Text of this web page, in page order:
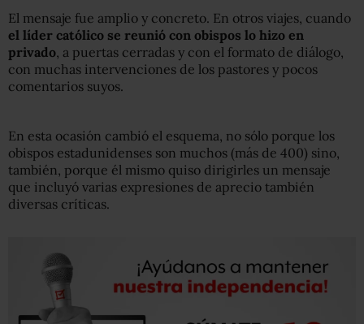
El mensaje fue amplio y concreto. En otros viajes, cuando
el líder católico se reunió con obispos lo hizo en
privado, a puertas cerradas y con el formato de diálogo,
con muchas intervenciones de los pastores y pocos
comentarios suyos.
En esta ocasión cambió el esquema, no sólo porque los
obispos estadunidenses son muchos (más de 400) sino,
también, porque él mismo quiso dirigirles un mensaje
que incluyó varias expresiones de aprecio también
diversas críticas.